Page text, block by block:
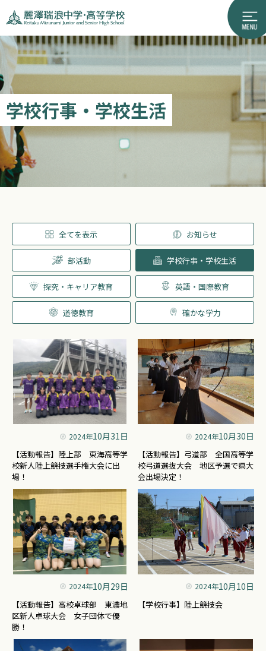
学校行事・学校生活
全てを表示 お知らせ
部活動 学校行事・学校生活
探究・キャリア教育 英語・国際教育
道徳教育 確かな学力
2024年10月31日
【活動報告】陸上部 東海高等学
校新人陸上競技選手権大会に出
場！
2024年10月30日
【活動報告】弓道部 全国高等学
校弓道選抜大会 地区予選で県大
会出場決定！
2024年10月29日
【活動報告】高校卓球部 東濃地
区新人卓球大会 女子団体で優
勝！
2024年10月10日
【学校行事】陸上競技会